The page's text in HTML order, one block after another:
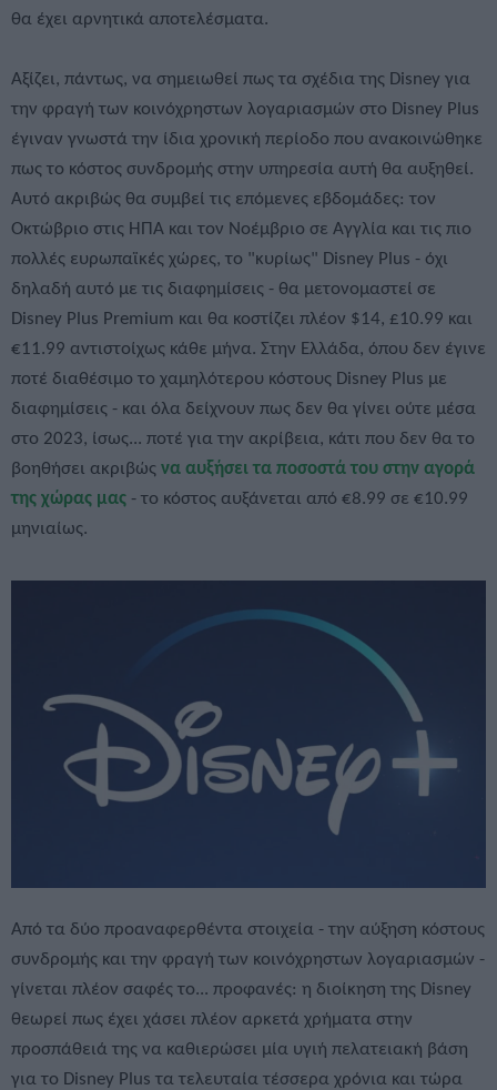
θα έχει αρνητικά αποτελέσματα.
Αξίζει, πάντως, να σημειωθεί πως τα σχέδια της Disney για
την φραγή των κοινόχρηστων λογαριασμών στο Disney Plus
έγιναν γνωστά την ίδια χρονική περίοδο που ανακοινώθηκε
πως το κόστος συνδρομής στην υπηρεσία αυτή θα αυξηθεί.
Αυτό ακριβώς θα συμβεί τις επόμενες εβδομάδες: τον
Οκτώβριο στις ΗΠΑ και τον Νοέμβριο σε Αγγλία και τις πιο
πολλές ευρωπαϊκές χώρες, το "κυρίως" Disney Plus - όχι
δηλαδή αυτό με τις διαφημίσεις - θα μετονομαστεί σε
Disney Plus Premium και θα κοστίζει πλέον $14, £10.99 και
€11.99 αντιστοίχως κάθε μήνα. Στην Ελλάδα, όπου δεν έγινε
ποτέ διαθέσιμο το χαμηλότερου κόστους Disney Plus με
διαφημίσεις - και όλα δείχνουν πως δεν θα γίνει ούτε μέσα
στο 2023, ίσως... ποτέ για την ακρίβεια, κάτι που δεν θα το
βοηθήσει ακριβώς να αυξήσει τα ποσοστά του στην αγορά
της χώρας μας - το κόστος αυξάνεται από €8.99 σε €10.99
μηνιαίως.
Από τα δύο προαναφερθέντα στοιχεία - την αύξηση κόστους
συνδρομής και την φραγή των κοινόχρηστων λογαριασμών -
γίνεται πλέον σαφές το... προφανές: η διοίκηση της Disney
θεωρεί πως έχει χάσει πλέον αρκετά χρήματα στην
προσπάθειά της να καθιερώσει μία υγιή πελατειακή βάση
για το Disney Plus τα τελευταία τέσσερα χρόνια και τώρα